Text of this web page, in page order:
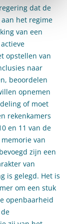
dat de
het regime
van een
opstellen van
naar
beoordelen
opnemen
of moet
rekenkamers
en 11 van de
van
zijn een
van
is gelegd. Het is
om een stuk
openbaarheid